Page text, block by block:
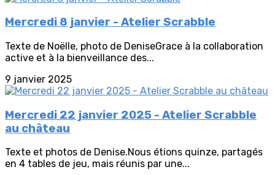
Mercredi 8 janvier - Atelier Scrabble
Texte de Noëlle, photo de DeniseGrace à la collaboration
active et à la bienveillance des...
9 janvier 2025
Mercredi 22 janvier 2025 - Atelier Scrabble
au château
Texte et photos de Denise.Nous étions quinze, partagés
en 4 tables de jeu, mais réunis par une...